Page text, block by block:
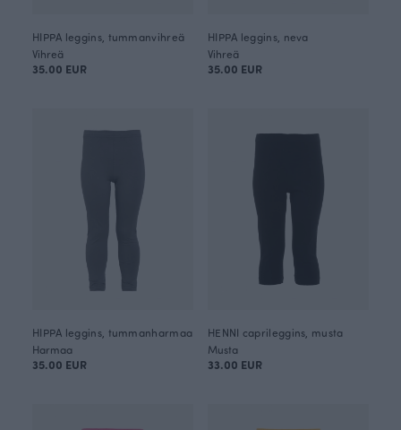
HIPPA leggins, tummanvihreä
Vihreä
35.00 EUR
HIPPA leggins, neva
Vihreä
35.00 EUR
HIPPA leggins, tummanharmaa
Harmaa
35.00 EUR
HENNI caprileggins, musta
Musta
33.00 EUR